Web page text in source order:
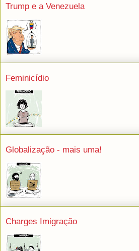
Trump e a Venezuela
Feminicídio
Globalização - mais uma!
Charges Imigração